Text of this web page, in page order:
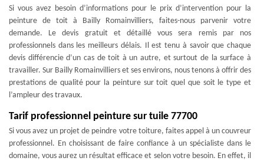
Si vous avez besoin d’informations pour le prix d’intervention pour la
peinture de toit à Bailly Romainvilliers, faites-nous parvenir votre
demande. Le devis gratuit et détaillé vous sera remis par nos
professionnels dans les meilleurs délais. Il est tenu à savoir que chaque
devis différencie d’un cas de toit à un autre, et surtout de la surface à
travailler. Sur Bailly Romainvilliers et ses environs, nous tenons à offrir des
prestations de qualité pour la peinture sur toit quel que soit le type et
l’ampleur des travaux.
Tarif professionnel peinture sur tuile 77700
Si vous avez un projet de peindre votre toiture, faites appel à un couvreur
professionnel. En choisissant de faire confiance à un spécialiste dans le
domaine, vous aurez un résultat efficace et selon votre besoin. En effet, il